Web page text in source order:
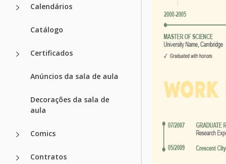
Calendários
Catálogo
Certificados
Anúncios da sala de aula
Decorações da sala de
aula
Comics
Contratos